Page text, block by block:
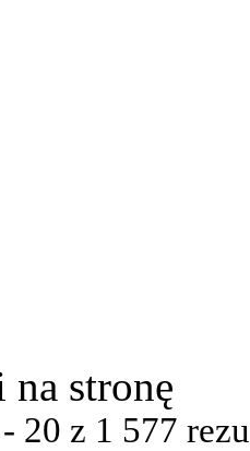
stronę
20 z 1 577